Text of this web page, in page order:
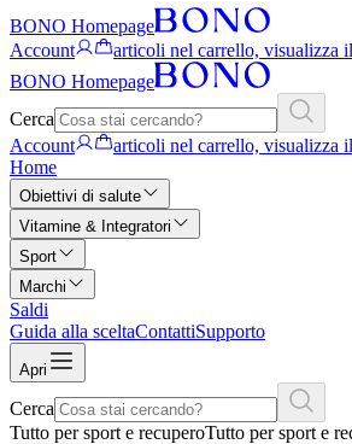
BONO Homepage
Account
articoli nel carrello, visualizza
BONO Homepage
Cerca
Account
articoli nel carrello, visualizza
Home
Obiettivi di salute
Vitamine & Integratori
Sport
Marchi
Saldi
Guida alla sceltaContattiSupporto
Apri
Cerca
Tutto per sport e recuperoTutto per sport e